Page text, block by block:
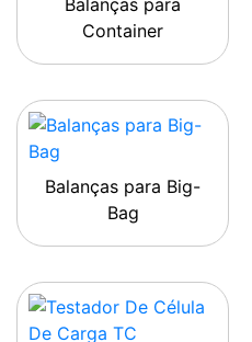
Balanças para
Container
Balanças para Big-
Bag